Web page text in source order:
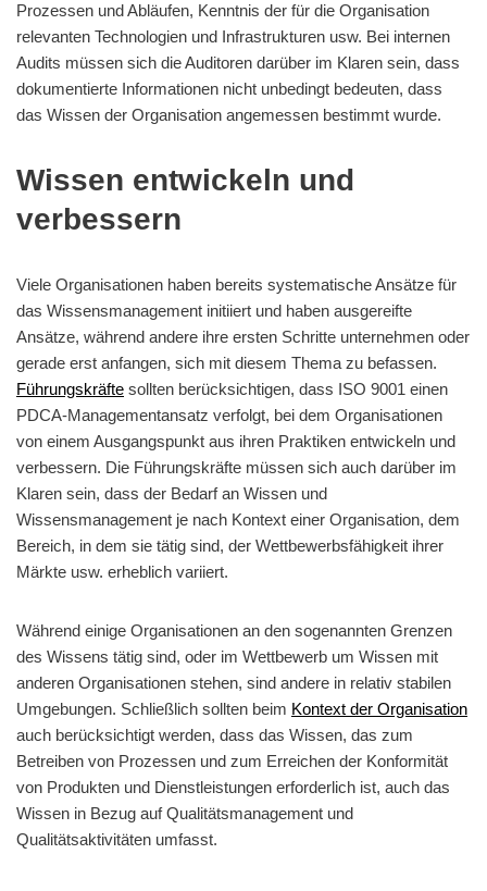
Prozessen und Abläufen, Kenntnis der für die Organisation
relevanten Technologien und Infrastrukturen usw. Bei internen
Audits müssen sich die Auditoren darüber im Klaren sein, dass
dokumentierte Informationen nicht unbedingt bedeuten, dass
das Wissen der Organisation angemessen bestimmt wurde.
Wissen entwickeln und
verbessern
Viele Organisationen haben bereits systematische Ansätze für
das Wissensmanagement initiiert und haben ausgereifte
Ansätze, während andere ihre ersten Schritte unternehmen oder
gerade erst anfangen, sich mit diesem Thema zu befassen.
Führungskräfte sollten berücksichtigen, dass ISO 9001 einen
PDCA-Managementansatz verfolgt, bei dem Organisationen
von einem Ausgangspunkt aus ihren Praktiken entwickeln und
verbessern. Die Führungskräfte müssen sich auch darüber im
Klaren sein, dass der Bedarf an Wissen und
Wissensmanagement je nach Kontext einer Organisation, dem
Bereich, in dem sie tätig sind, der Wettbewerbsfähigkeit ihrer
Märkte usw. erheblich variiert.
Während einige Organisationen an den sogenannten Grenzen
des Wissens tätig sind, oder im Wettbewerb um Wissen mit
anderen Organisationen stehen, sind andere in relativ stabilen
Umgebungen. Schließlich sollten beim Kontext der Organisation
auch berücksichtigt werden, dass das Wissen, das zum
Betreiben von Prozessen und zum Erreichen der Konformität
von Produkten und Dienstleistungen erforderlich ist, auch das
Wissen in Bezug auf Qualitätsmanagement und
Qualitätsaktivitäten umfasst.